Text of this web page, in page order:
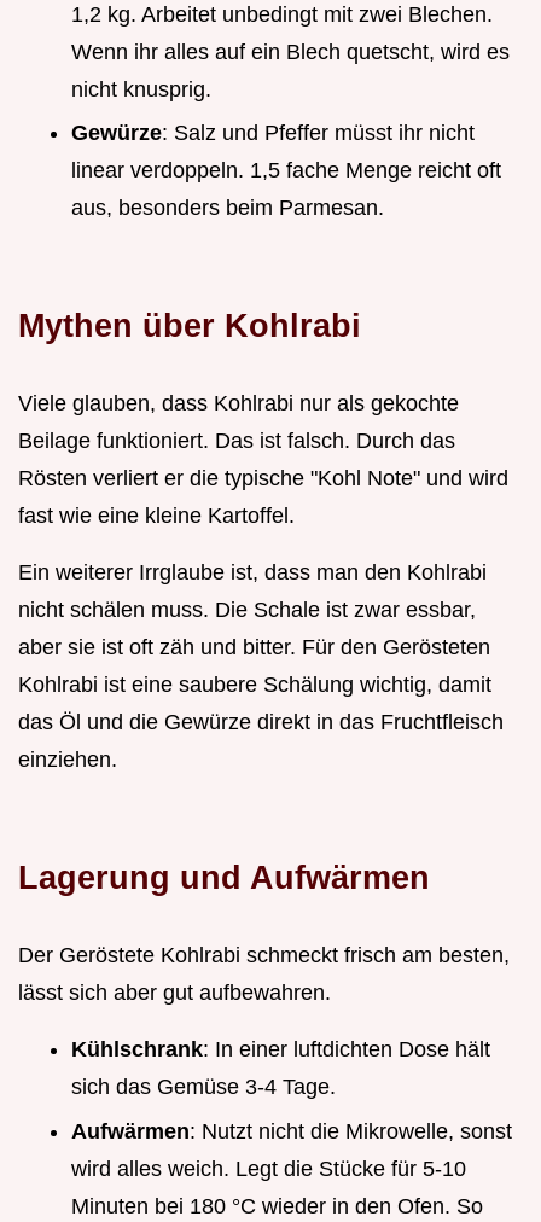
1,2 kg. Arbeitet unbedingt mit zwei Blechen.
Wenn ihr alles auf ein Blech quetscht, wird es
nicht knusprig.
Gewürze: Salz und Pfeffer müsst ihr nicht
linear verdoppeln. 1,5 fache Menge reicht oft
aus, besonders beim Parmesan.
Mythen über Kohlrabi
Viele glauben, dass Kohlrabi nur als gekochte
Beilage funktioniert. Das ist falsch. Durch das
Rösten verliert er die typische "Kohl Note" und wird
fast wie eine kleine Kartoffel.
Ein weiterer Irrglaube ist, dass man den Kohlrabi
nicht schälen muss. Die Schale ist zwar essbar,
aber sie ist oft zäh und bitter. Für den Gerösteten
Kohlrabi ist eine saubere Schälung wichtig, damit
das Öl und die Gewürze direkt in das Fruchtfleisch
einziehen.
Lagerung und Aufwärmen
Der Geröstete Kohlrabi schmeckt frisch am besten,
lässt sich aber gut aufbewahren.
Kühlschrank: In einer luftdichten Dose hält
sich das Gemüse 3-4 Tage.
Aufwärmen: Nutzt nicht die Mikrowelle, sonst
wird alles weich. Legt die Stücke für 5-10
Minuten bei 180 °C wieder in den Ofen. So